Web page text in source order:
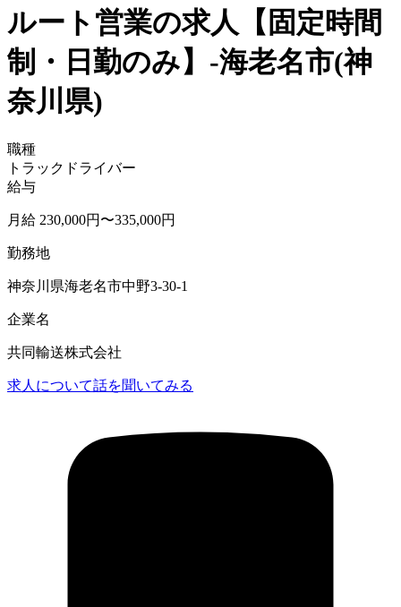
ルート営業の求人【固定時間
制・日勤のみ】-海老名市(神
奈川県)
職種
トラックドライバー
給与
月給 230,000円〜335,000円
勤務地
神奈川県海老名市中野3-30-1
企業名
共同輸送株式会社
求人について話を聞いてみる